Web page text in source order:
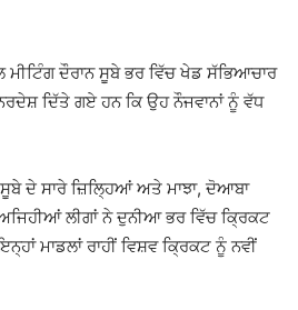
ਦੌਰਾਨ ਸੂਬੇ ਭਰ ਵਿੱਚ ਖੇਡ ਸੱਭਿਆਚਾਰ
ਦਿੱਤੇ ਗਏ ਹਨ ਕਿ ਉਹ ਨੌਜਵਾਨਾਂ ਨੂੰ ਵੱਧ
ਦੇ ਸਾਰੇ ਜ਼ਿਲ੍ਹਿਆਂ ਅਤੇ ਮਾਝਾ, ਦੋਆਬਾ
ਲੀਗਾਂ ਨੇ ਦੁਨੀਆ ਭਰ ਵਿੱਚ ਕ੍ਰਿਕਟ
ਮਾਡਲਾਂ ਰਾਹੀਂ ਵਿਸ਼ਵ ਕ੍ਰਿਕਟ ਨੂੰ ਨਵੀਂ